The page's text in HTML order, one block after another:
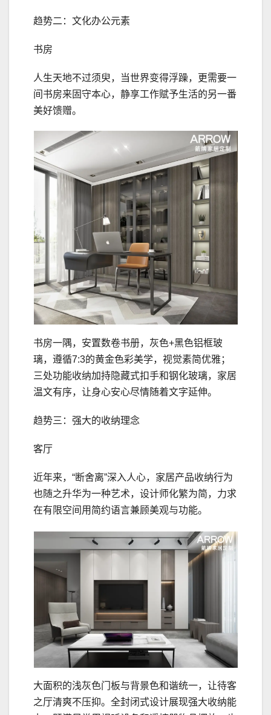
趋势二：文化办公元素
书房
人生天地不过须臾，当世界变得浮躁，更需要一
间书房来固守本心，静享工作赋予生活的另一番
美好馈赠。
书房一隅，安置数卷书册，灰色+黑色铝框玻
璃，遵循7:3的黄金色彩美学，视觉素简优雅；
三处功能收纳加持隐藏式扣手和钢化玻璃，家居
温文有序，让身心安心尽情随着文字延伸。
趋势三：强大的收纳理念
客厅
近年来，“断舍离”深入人心，家居产品收纳行为
也随之升华为一种艺术，设计师化繁为简，力求
在有限空间用简约语言兼顾美观与功能。
大面积的浅灰色门板与背景色和谐统一，让待客
之厅清爽不压抑。全封闭式设计展现强大收纳能